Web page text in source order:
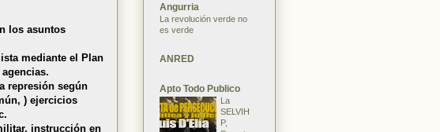
los asuntos
mediante el Plan
represión según
) ejercicios
instrucción en
Angurria
La revolución verde no
es verde
ANRED
Apto Todo Publico
La
SELVIH
P,